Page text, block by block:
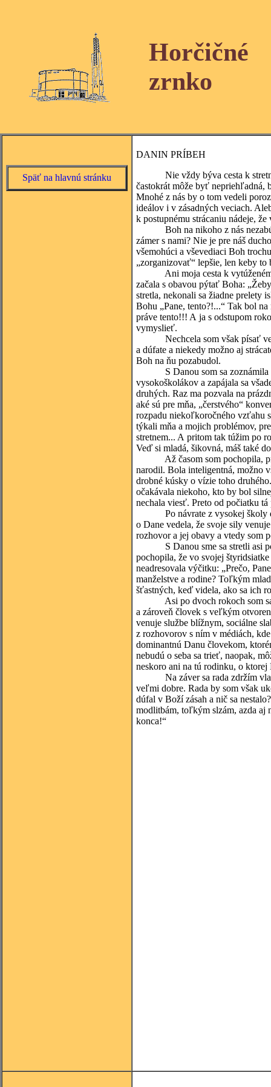
Horčičné
zrnko
Späť na hlavnú stránku
DANIN PRÍBEH
Nie vždy býva cesta k
častokrát môže byť nepriehľadná,
Mnohé z nás by o tom vedeli
ideálov i v zásadných veciach.
k postupnému strácaniu nádeje,
Boh na nikoho z nás nezabúda
zámer s nami? Nie je pre náš
všemohúci a vševediaci Boh
„zorganizovať“ lepšie, len keby to
Ani moja cesta k vytúženému
začala s obavou pýtať Boha:
stretla, nekonali sa žiadne prelety
Bohu „Pane, tento?!...“ Tak bol
práve tento!!! A ja s odstupom
vymyslieť.
Nechcela som však písať veľa
a dúfate a niekedy možno aj
Boh na ňu pozabudol.
S Danou som sa zoznámila na
vysokoškolákov a zapájala sa
druhých. Raz ma pozvala na
aké sú pre mňa, „čerstvého“
rozpadu niekoľkoročného vzťahu
týkali mňa a mojich problémov,
stretnem... A pritom tak túžim po
Veď si mladá, šikovná, máš také
Až časom som pochopila,
narodil. Bola inteligentná, možno
drobné kúsky o vízie toho
očakávala niekoho, kto by bol
nechala viesť. Preto od počiatku
Po návrate z vysokej školy do
o Dane vedela, že svoje sily
rozhovor a jej obavy a vtedy som
S Danou sme sa stretli asi po
pochopila, že vo svojej
neadresovala výčitku: „Prečo,
manželstve a rodine? Toľkým
šťastných, keď videla, ako sa ich
Asi po dvoch rokoch som sa
a zároveň človek s veľkým
venuje službe blížnym, sociálne
z rozhovorov s ním v médiách,
dominantnú Danu človekom,
nebudú o seba sa trieť, naopak,
neskoro ani na tú rodinku, o ktorej
Na záver sa rada zdržím
veľmi dobre. Rada by som však
dúfal v Boží zásah a nič sa
modlitbám, toľkým slzám, azda aj
konca!“